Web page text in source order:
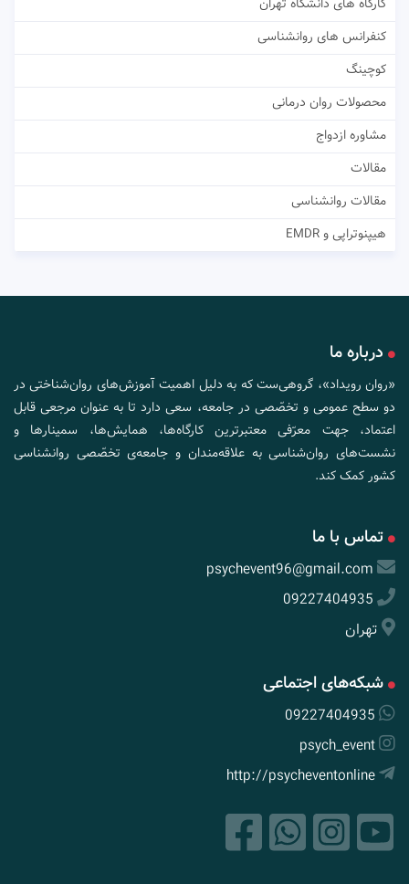
کنفرانس های روانشناسی
کوچینگ
محصولات روان درمانی
مشاوره ازدواج
مقالات
مقالات روانشناسی
هیپنوتراپی و EMDR
درباره ما
«روان رویداد»، گروهی‌ست که به دلیل اهمیت آموزش‌های روان‌شناختی در
دو سطح عمومی و تخصّصی در جامعه، سعی دارد تا به عنوان مرجعی قابل
اعتماد، جهت معرّفی معتبرترین کارگاه‌ها، همایش‌ها، سمینارها و
نشست‌های روان‌شناسی به علاقه‌مندان و جامعه‌ی تخصّصی روانشناسی
کشور کمک کند.
تماس با ما
psychevent96@gmail.com
09227404935
تهران
شبکه‌های اجتماعی
09227404935
psych_event
http://psycheventonline